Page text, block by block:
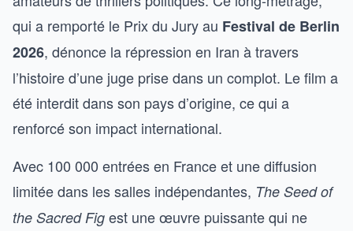
qui a remporté le Prix du Jury au Festival de Berlin
2026, dénonce la répression en Iran à travers
l’histoire d’une juge prise dans un complot. Le film a
été interdit dans son pays d’origine, ce qui a
renforcé son impact international.
Avec 100 000 entrées en France et une diffusion
limitée dans les salles indépendantes, The Seed of
the Sacred Fig est une œuvre puissante qui ne